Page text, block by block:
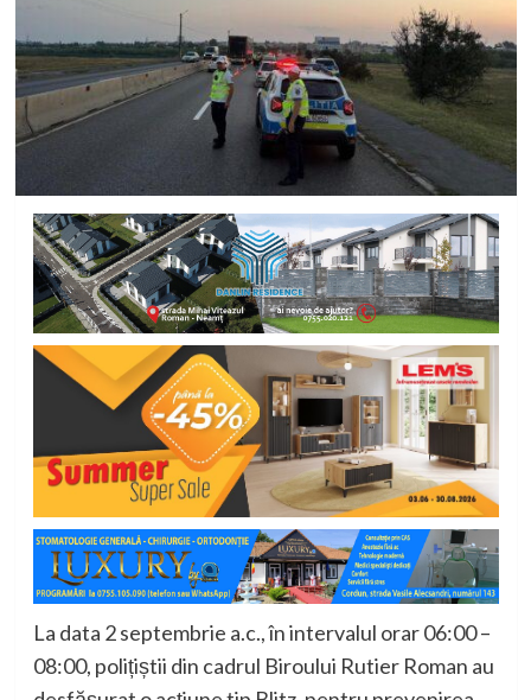
La data 2 septembrie a.c., în intervalul orar 06:00 –
08:00, polițiștii din cadrul Biroului Rutier Roman au